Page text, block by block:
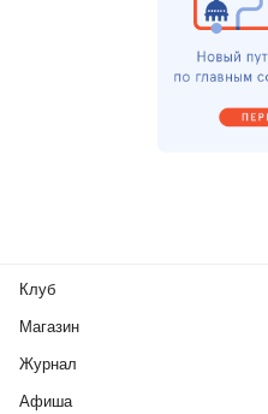
Клуб
Магазин
Журнал
Афиша